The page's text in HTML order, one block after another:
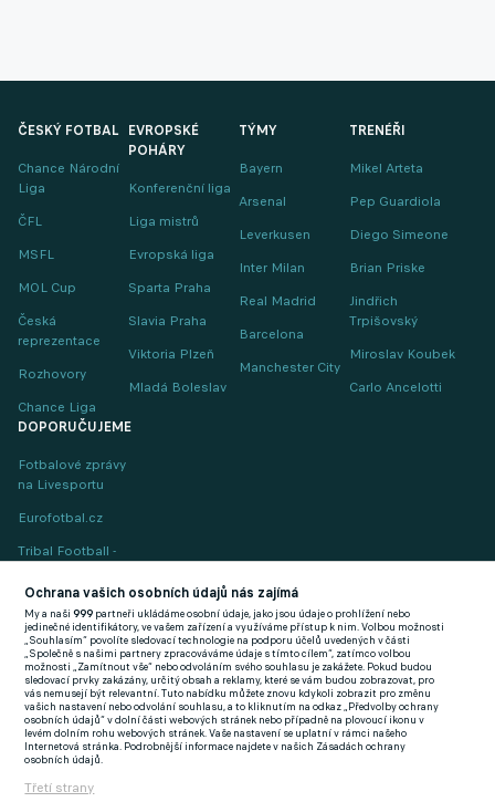
ČESKÝ FOTBAL
Chance Národní
Liga
ČFL
MSFL
MOL Cup
Česká
reprezentace
Rozhovory
Chance Liga
EVROPSKÉ
POHÁRY
Konferenční liga
Liga mistrů
Evropská liga
Sparta Praha
Slavia Praha
Viktoria Plzeň
Mladá Boleslav
TÝMY
Bayern
Arsenal
Leverkusen
Inter Milan
Real Madrid
Barcelona
Manchester City
TRENÉŘI
Mikel Arteta
Pep Guardiola
Diego Simeone
Brian Priske
Jindřich
Trpišovský
Miroslav Koubek
Carlo Ancelotti
DOPORUČUJEME
Fotbalové zprávy
na Livesportu
Eurofotbal.cz
Tribal Football -
(EN)
FlashFutbal (SK)
Tenisportal.cz
Tenisové zprávy
na Livesportu
Ochrana vašich osobních údajů nás zajímá
My a naši999 partneři ukládáme osobní údaje, jako jsou údaje o prohlížení nebo
jedinečné identifikátory, ve vašem zařízení a využíváme přístup k nim. Volbou možnosti
„Souhlasím“ povolíte sledovací technologie na podporu účelů uvedených v části
„Společně s našimi partnery zpracováváme údaje s tímto cílem“, zatímco volbou
možnosti „Zamítnout vše“ nebo odvoláním svého souhlasu je zakážete. Pokud budou
sledovací prvky zakázány, určitý obsah a reklamy, které se vám budou zobrazovat, pro
vás nemusejí být relevantní. Tuto nabídku můžete znovu kdykoli zobrazit pro změnu
vašich nastavení nebo odvolání souhlasu, a to kliknutím na odkaz „Předvolby ochrany
osobních údajů“ v dolní části webových stránek nebo případně na plovoucí ikonu v
levém dolním rohu webových stránek. Vaše nastavení se uplatní v rámci našeho
Internetová stránka. Podrobnější informace najdete v našich Zásadách ochrany
osobních údajů.
Třetí strany